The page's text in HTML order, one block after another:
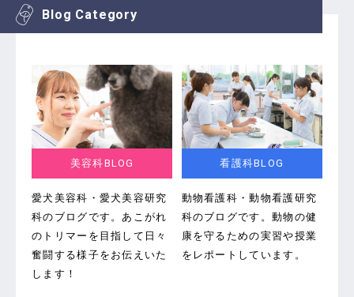
Blog Category
美容科BLOG
愛犬美容科・愛犬美容研究
科のブログです。 あこがれ
のトリマーを目指して日々
奮闘する様子をお伝えいた
します！
看護科BLOG
動物看護科・動物看護研究
科のブログです。 動物の健
康を守るための実習や授業
をレポートしています。